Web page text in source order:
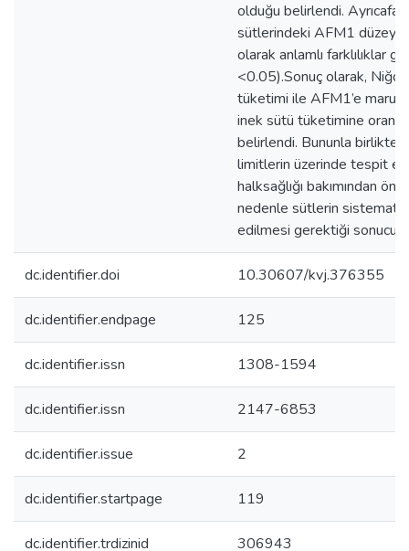
olduğu belirlendi.
sütlerindeki AFM1
olarak anlamlı farklılıklar
<0.05).Sonuç olarak,
tüketimi ile AFM1’e
inek sütü tüketimine
belirlendi. Bununla birlikte
limitlerin üzerinde tespit
halksağlığı bakımından
nedenle sütlerin
edilmesi gerektiği sonucuna
dc.identifier.doi 10.30607/kvj.376355
dc.identifier.endpage 125
dc.identifier.issn 1308-1594
dc.identifier.issn 2147-6853
dc.identifier.issue 2
dc.identifier.startpage 119
dc.identifier.trdizinid 306943